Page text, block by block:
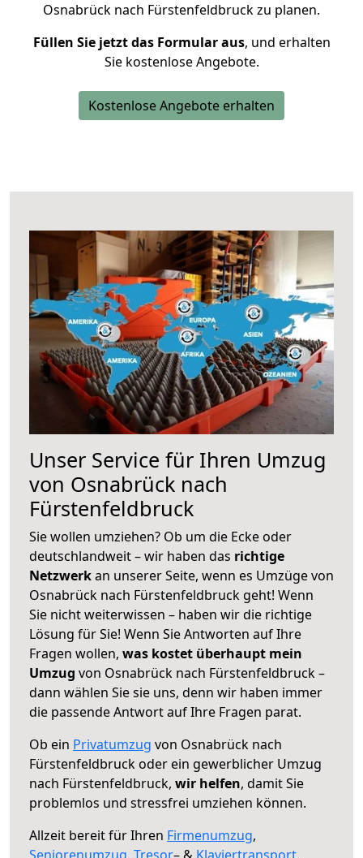
Osnabrück nach Fürstenfeldbruck zu planen.
Füllen Sie jetzt das Formular aus, und erhalten
Sie kostenlose Angebote.
Kostenlose Angebote erhalten
Unser Service für Ihren Umzug
von Osnabrück nach
Fürstenfeldbruck
Sie wollen umziehen? Ob um die Ecke oder
deutschlandweit – wir haben das richtige
Netzwerkan unserer Seite, wenn es Umzüge von
Osnabrück nach Fürstenfeldbruck geht! Wenn
Sie nicht weiterwissen – haben wir die richtige
Lösung für Sie! Wenn Sie Antworten auf Ihre
Fragen wollen, was kostet überhaupt mein
Umzug von Osnabrück nach Fürstenfeldbruck –
dann wählen Sie sie uns, denn wir haben immer
die passende Antwort auf Ihre Fragen parat.
Ob ein Privatumzug von Osnabrück nach
Fürstenfeldbruck oder ein gewerblicher Umzug
nach Fürstenfeldbruck, wir helfen, damit Sie
problemlos und stressfrei umziehen können.
Allzeit bereit für Ihren Firmenumzug,